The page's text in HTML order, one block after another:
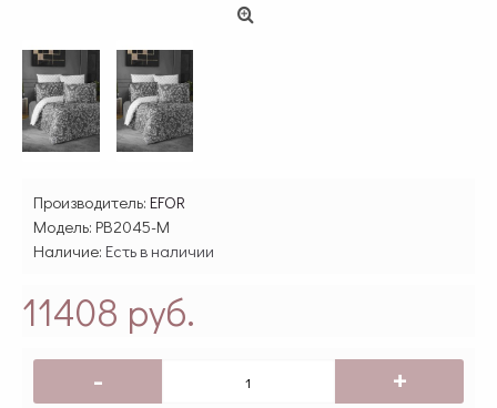
Производитель: EFOR
Модель: PB2045-M
Наличие: Есть в наличии
11408 руб.
- +